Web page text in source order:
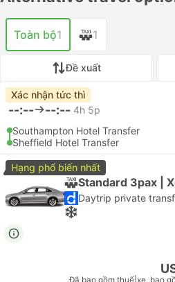
Toàn bộ1 1
Đề xuất
Xác nhận tức thì
--:-- --:-- 4h 5p
Southampton Hotel Transfer
Sheffield Hotel Transfer
Hạng phổ biến nhất
Standard 3pax |
Đã bao gồm thuế xe, bao